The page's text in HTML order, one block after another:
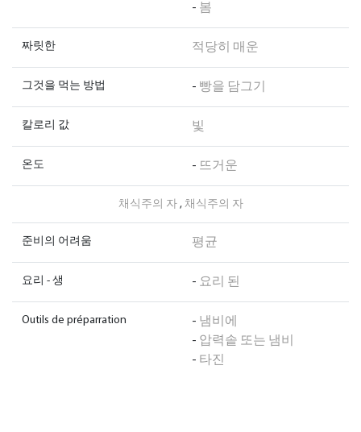
- 봄
짜릿한 적당히 매운
그것을 먹는 방법 - 빵을 담그기
칼로리 값 빛
온도 - 뜨거운
채식주의 자, 채식주의 자
준비의 어려움 평균
요리 - 생 - 요리 된
Outils de préparration - 냄비에
- 압력솥 또는 냄비
- 타진